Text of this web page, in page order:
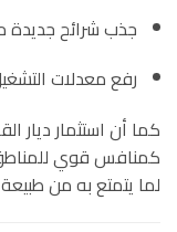
جذب شرائح جديدة
رفع معدلات
كما أن استثمار ديار
كمنافس قوي للمناطق
لما يتمتع به من